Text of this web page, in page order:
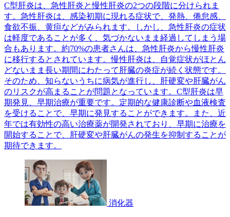
C型肝炎は、急性肝炎と慢性肝炎の2つの段階に分けられま
す。急性肝炎は、感染初期に現れる症状で、発熱、倦怠感、
食欲不振、黄疸などがみられます。しかし、急性肝炎の症状
は軽度であることが多く、気づかないまま経過してしまう場
合もあります。約70%の患者さんは、急性肝炎から慢性肝炎
に移行するとされています。慢性肝炎は、自覚症状がほとん
どないまま長い期間にわたって肝臓の炎症が続く状態です。
そのため、知らないうちに病気が進行し、肝硬変や肝臓がん
のリスクが高まることが問題となっています。C型肝炎は早
期発見、早期治療が重要です。定期的な健康診断や血液検査
を受けることで、早期に発見することができます。また、近
年では有効性の高い治療薬が開発されており、早期に治療を
開始することで、肝硬変や肝臓がんの発生を抑制することが
期待できます。
消化器